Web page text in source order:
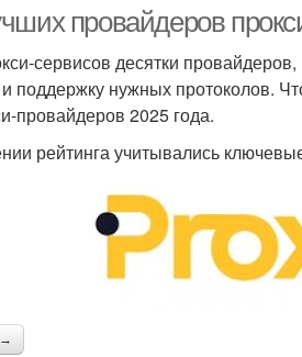
провайдеров
сервисов десятки
поддержку нужных протоколов.
провайдеров 2025 года.
рейтинга учитывались
→